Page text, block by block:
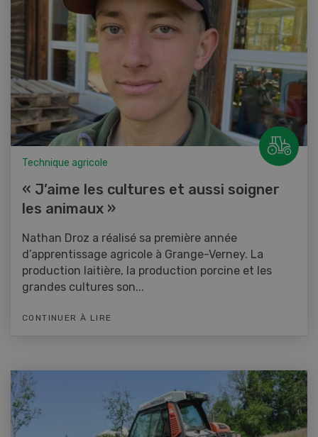
Technique agricole
« J’aime les cultures et aussi soigner
les animaux »
Nathan Droz a réalisé sa première année
d’apprentissage agricole à Grange-Verney. La
production laitière, la production porcine et les
grandes cultures son...
CONTINUER À LIRE